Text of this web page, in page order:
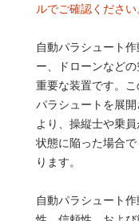
ルでご確認ください
自動パラシュート
ー、ドローンなど
重要な装置です。
パラシュートを展
より、操縦士や乗
状態に陥った場合
ります。
自動パラシュート